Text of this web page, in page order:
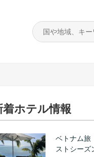
着ホテル情報
ベトナム旅
ストシーズ